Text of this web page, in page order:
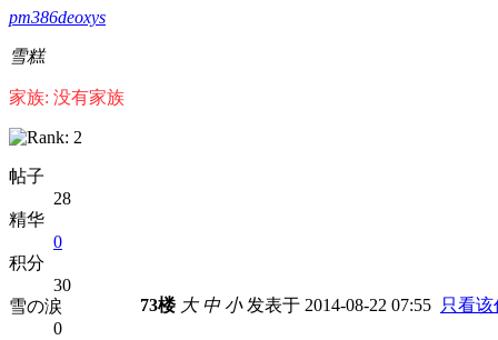
pm386deoxys
雪糕
家族: 没有家族
帖子
28
精华
0
积分
30
雪の涙
0
73楼 大 中 小发表于 2014-08-22 07:55 只看该